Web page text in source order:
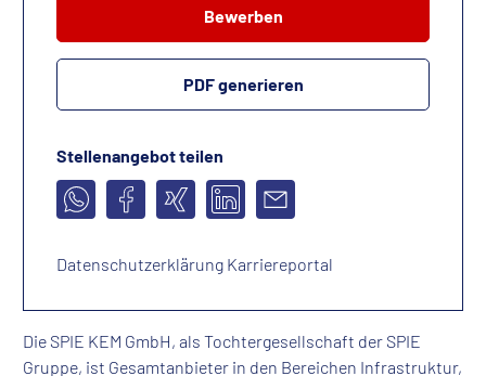
Die SPIE KEM GmbH, als Tochtergesellschaft der SPIE
Gruppe, ist Gesamtanbieter in den Bereichen Infrastruktur,
Bewerben
PDF generieren
Stellenangebot teilen
Datenschutzerklärung Karriereportal